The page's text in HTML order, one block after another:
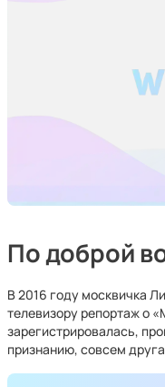
По доброй
В 2016 году москвичка
телевизору репортаж о
зарегистрировалась,
признанию, совсем